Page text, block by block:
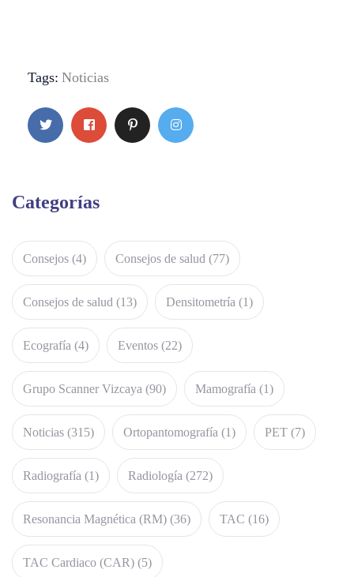
Tags: Noticias
Categorías
Consejos (4) Consejos de salud (77)
Consejos de salud (13) Densitometría (1)
Ecografía (4) Eventos (22)
Grupo Scanner Vizcaya (90) Mamografía (1)
Noticias (315) Ortopantomografía (1) PET (7)
Radiografía (1) Radiología (272)
Resonancia Magnética (RM) (36) TAC (16)
TAC Cardiaco (CAR) (5)